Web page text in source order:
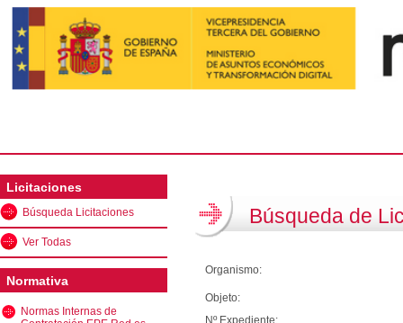
Licitaciones
Búsqueda Licitaciones
Ver Todas
Normativa
Normas Internas de
Búsqueda de
Organismo:
Objeto:
Nº Expediente: